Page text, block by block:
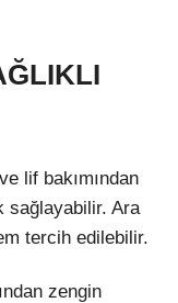
lif bakımından
sağlayabilir. Ara
tercih edilebilir.
zengin